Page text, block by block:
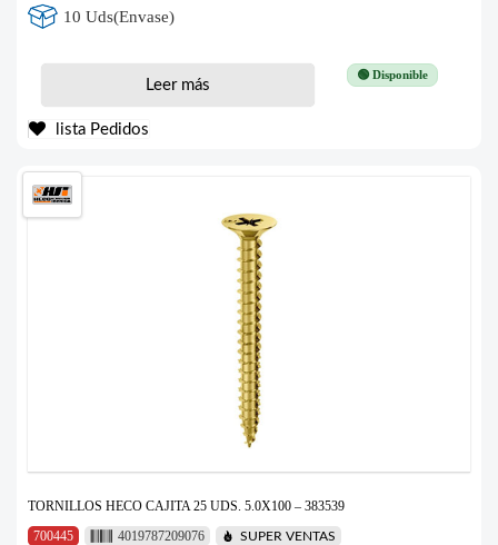
10 Uds(Envase)
🟢 Disponible
Leer más
lista Pedidos
TORNILLOS HECO CAJITA 25 UDS. 5.0X100 – 383539
700445
4019787209076 SUPER VENTAS